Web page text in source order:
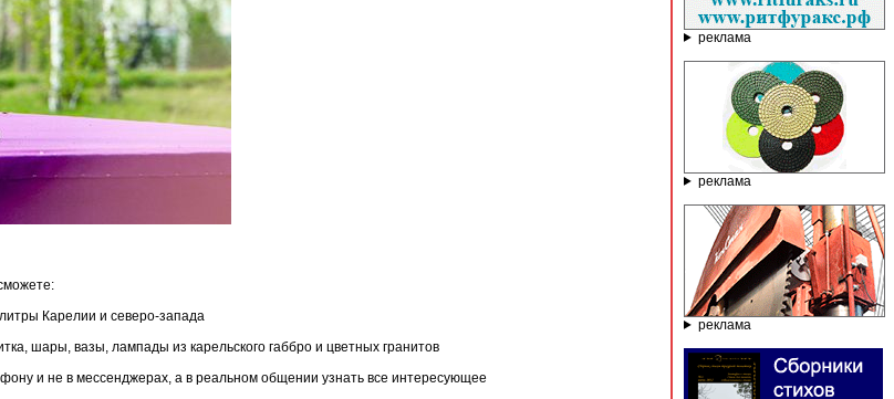
Карелии и северо-запада
шары, вазы, лампады из карельского габбро и цветных гранитов
и не в мессенджерах, а в реальном общении узнать все интересующее
реклама
реклама
реклама